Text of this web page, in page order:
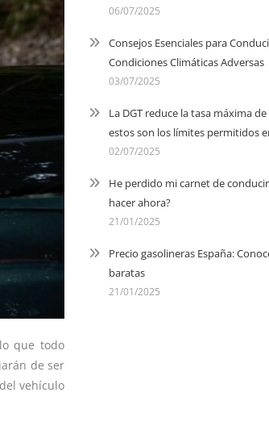
que todo
de ser
vehículo
06/07/2025
Consejos Esenciales para
Condiciones Climáticas Adversas
03/07/2025
La DGT reduce la tasa máxima
estos son los límites permitidos
02/07/2025
He perdido mi carnet de
hacer ahora?
21/01/2025
Precio gasolineras España:
baratas
21/01/2025